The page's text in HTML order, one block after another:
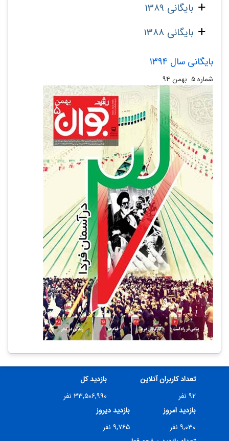
بایگانی 1389
بایگانی 1388
بایگانی سال 1394
شماره ۵. بهمن ۹۴
تعداد کاربران آنلاین
۹۲ نفر
بازدید کل
۳۳,۵۰۶,۹۹۰ نفر
بازدید امروز
۹,۰۳۰ نفر
بازدید دیروز
۹,۷۶۵ نفر